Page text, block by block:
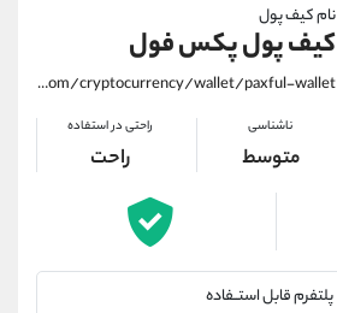
نام کیف پول
کیف پول پکس فول
https://alirezamehrabi.com/cryptocurrency/wallet/paxful-wallet
ناشناسی
متوسط
راحتی در استفاده
راحت
پلتفرم قابل استــفاده